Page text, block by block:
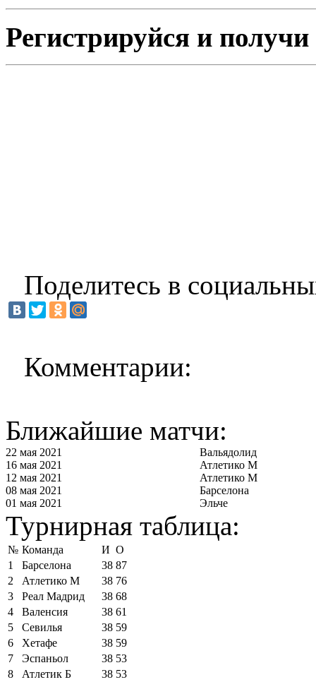
Регистрируйся и
Поделитесь в
Комментарии:
Ближайшие матчи:
22 мая 2021
Вальядолид
16 мая 2021
Атлетико М
12 мая 2021
Атлетико М
08 мая 2021
Барселона
01 мая 2021
Эльче
Турнирная таблица:
№ Команда И О
1
Барселона 38 87
2
Атлетико М 38 76
3
Реал Мадрид 38 68
4
Валенсия 38 61
5
Севилья 38 59
6
Хетафе 38 59
7
Эспаньол 38 53
8
Атлетик Б 38 53